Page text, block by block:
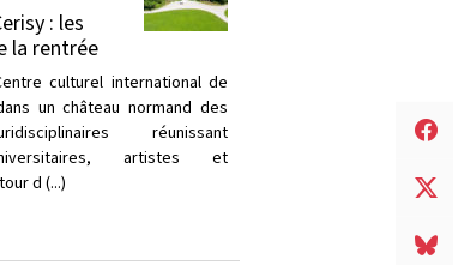
: les
la rentrée
culturel international de
un château normand des
réunissant
artistes et
d (...)